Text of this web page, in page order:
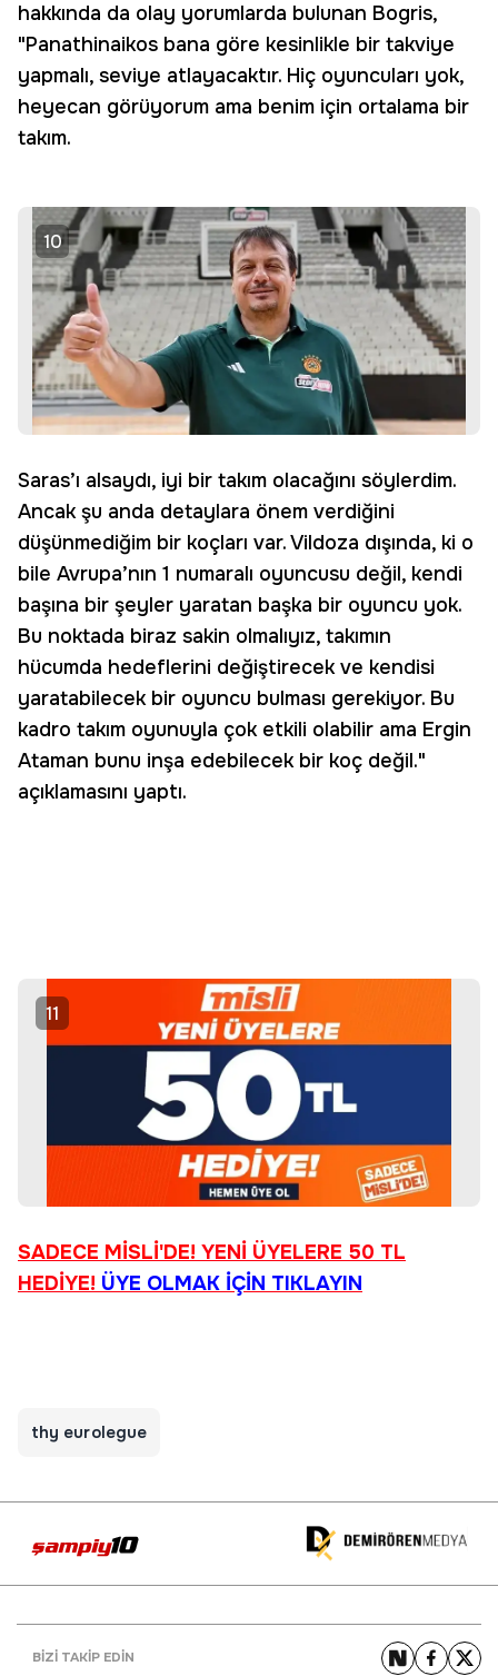
hakkında da olay yorumlarda bulunan Bogris,
"Panathinaikos bana göre kesinlikle bir takviye
yapmalı, seviye atlayacaktır. Hiç oyuncuları yok,
heyecan görüyorum ama benim için ortalama bir
takım.
10
Saras’ı alsaydı, iyi bir takım olacağını söylerdim.
Ancak şu anda detaylara önem verdiğini
düşünmediğim bir koçları var. Vildoza dışında, ki o
bile Avrupa’nın 1 numaralı oyuncusu değil, kendi
başına bir şeyler yaratan başka bir oyuncu yok.
Bu noktada biraz sakin olmalıyız, takımın
hücumda hedeflerini değiştirecek ve kendisi
yaratabilecek bir oyuncu bulması gerekiyor. Bu
kadro takım oyunuyla çok etkili olabilir ama Ergin
Ataman bunu inşa edebilecek bir koç değil."
açıklamasını yaptı.
11
SADECE MİSLİ'DE! YENİ ÜYELERE 50 TL
HEDİYE! ÜYE OLMAK İÇİN TIKLAYIN
thy eurolegue
BİZİ TAKİP EDİN